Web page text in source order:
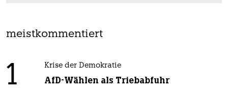
meistkommentiert
1 Krise der Demokratie
AfD-Wählen als Triebabfuhr